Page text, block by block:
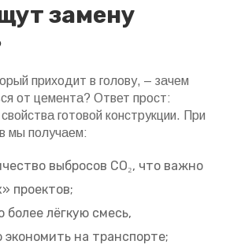
замену
приходит в голову, – зачем
от цемента? Ответ прост:
готовой конструкции. При
мы получаем:
выбросов CO₂, что важно
проектов;
более лёгкую смесь,
на транспорте;